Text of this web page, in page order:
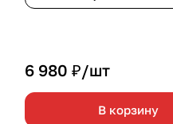
6 980 ₽/шт
В корзину